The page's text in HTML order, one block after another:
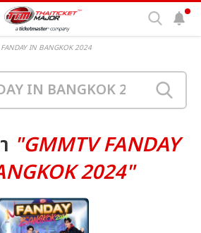
IN BANGKOK 2024
"GMMTV FANDAY
2024"